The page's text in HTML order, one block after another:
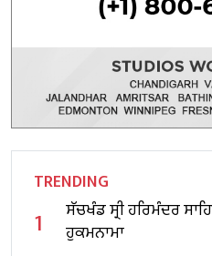
TRENDING
1
ਸੱਚਖੰਡ ਸ੍ਰੀ ਹਰਿਮੰਦਰ
ਹੁਕਮਨਾਮਾ